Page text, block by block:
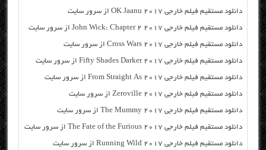
دانلود مستقیم فیلم خارجی OK Jaanu 2017 از سرور سایت
دانلود مستقیم فیلم خارجی John Wick: Chapter 2 2017 از سرور سایت
دانلود مستقیم فیلم خارجی Cross Wars 2017 از سرور سایت
دانلود مستقیم فیلم خارجی Fifty Shades Darker 2017 از سرور سایت
دانلود مستقیم فیلم خارجی From Straight As 2017 از سرور سایت
دانلود مستقیم فیلم خارجی Zeroville 2017 از سرور سایت
دانلود مستقیم فیلم خارجی The Mummy 2017 از سرور سایت
دانلود مستقیم فیلم خارجی The Fate of the Furious 2017 از سرور سایت
دانلود مستقیم فیلم خارجی Running Wild 2017 از سرور سایت